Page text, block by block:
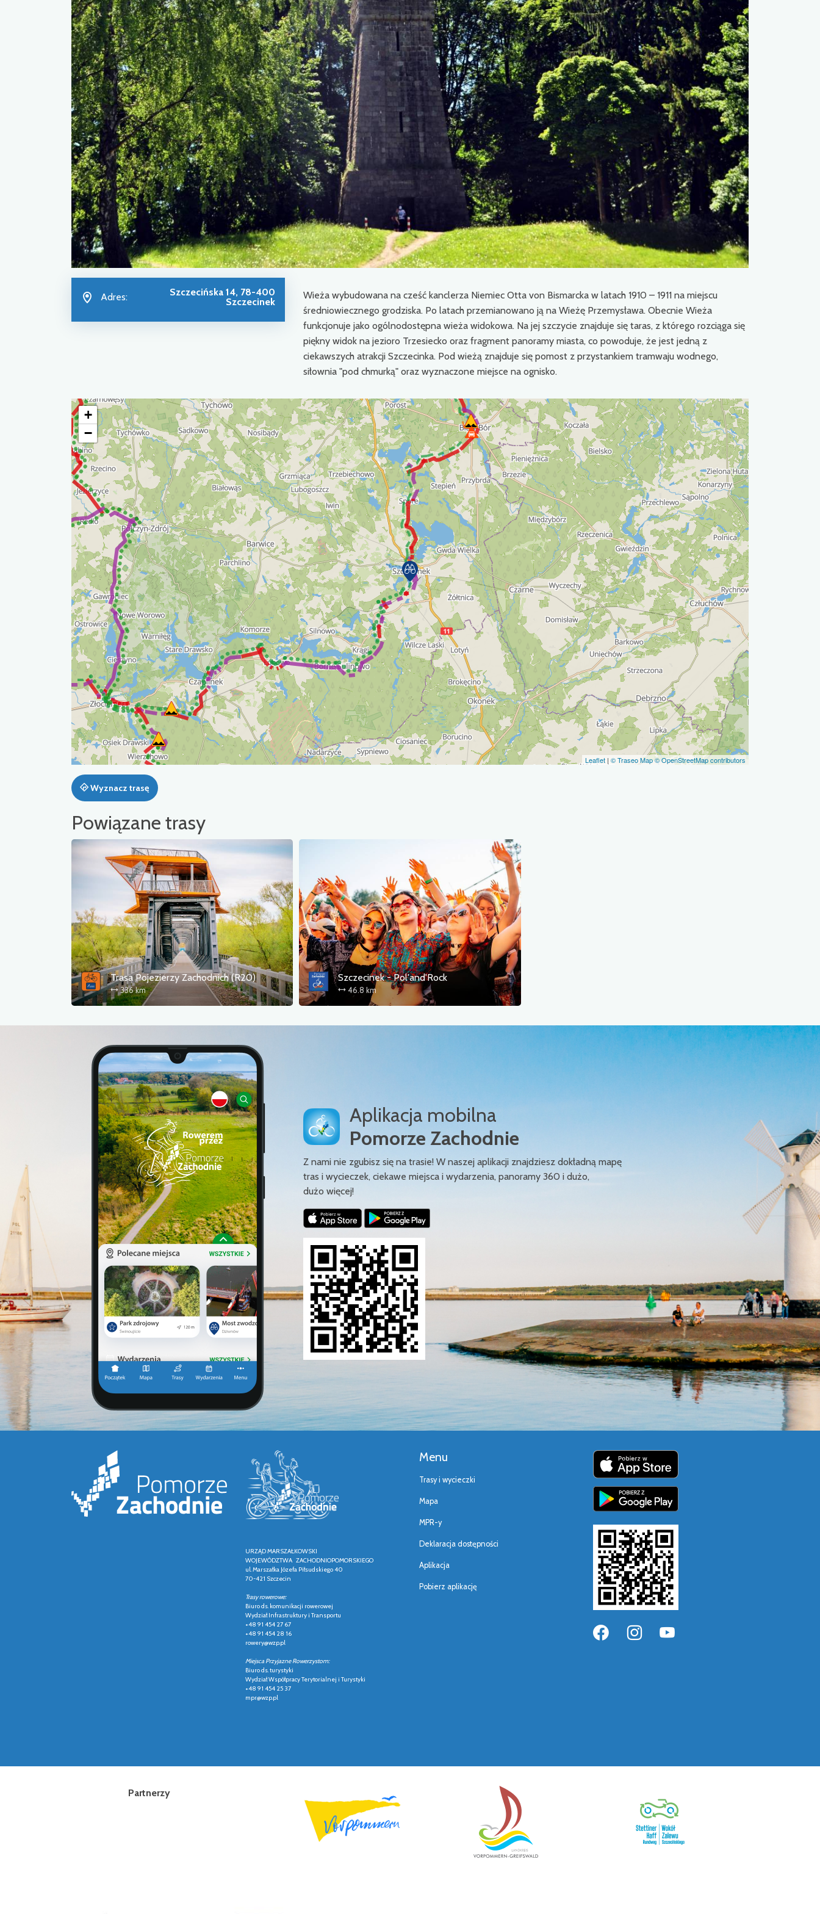
Adres:
Szczecińska 14, 78-400
Szczecinek
Wieża wybudowana na cześć kanclerza Niemiec Otta von Bismarcka w latach 1910 – 1911 na miejscu
średniowiecznego grodziska. Po latach przemianowano ją na Wieżę Przemysława. Obecnie Wieża
funkcjonuje jako ogólnodostępna wieża widokowa. Na jej szczycie znajduje się taras, z którego rozciąga się
piękny widok na jezioro Trzesiecko oraz fragment panoramy miasta, co powoduje, że jest jedną z
ciekawszych atrakcji Szczecinka. Pod wieżą znajduje się pomost z przystankiem tramwaju wodnego,
siłownia "pod chmurką" oraz wyznaczone miejsce na ognisko.
+
−
Leaflet | © Traseo Map© OpenStreetMap contributors
Wyznacz trasę
Powiązane trasy
Trasa Pojezierzy Zachodnich (R20)
336 km
Szczecinek - Pol'and'Rock
46.8 km
Aplikacja mobilna
Pomorze Zachodnie
Z nami nie zgubisz się na trasie! W naszej aplikacji znajdziesz dokładną mapę
tras i wycieczek, ciekawe miejsca i wydarzenia, panoramy 360 i dużo,
dużo więcej!
URZĄD MARSZAŁKOWSKI
WOJEWÓDZTWA ZACHODNIOPOMORSKIEGO
ul. Marszałka Józefa Piłsudskiego 40
70-421 Szczecin
Trasy rowerowe:
Biuro ds. komunikacji rowerowej
Wydział Infrastruktury i Transportu
+48 91 454 27 67
+48 91 454 28 16
rowery@wzp.pl
Miejsca Przyjazne Rowerzystom:
Biuro ds. turystyki
Wydział Współpracy Terytorialnej i Turystyki
+48 91 454 25 37
mpr@wzp.pl
Menu
Trasy i wycieczki
Mapa
MPR-y
Deklaracja dostępności
Aplikacja
Pobierz aplikację
Partnerzy